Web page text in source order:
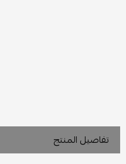
تفاصيل المنتج